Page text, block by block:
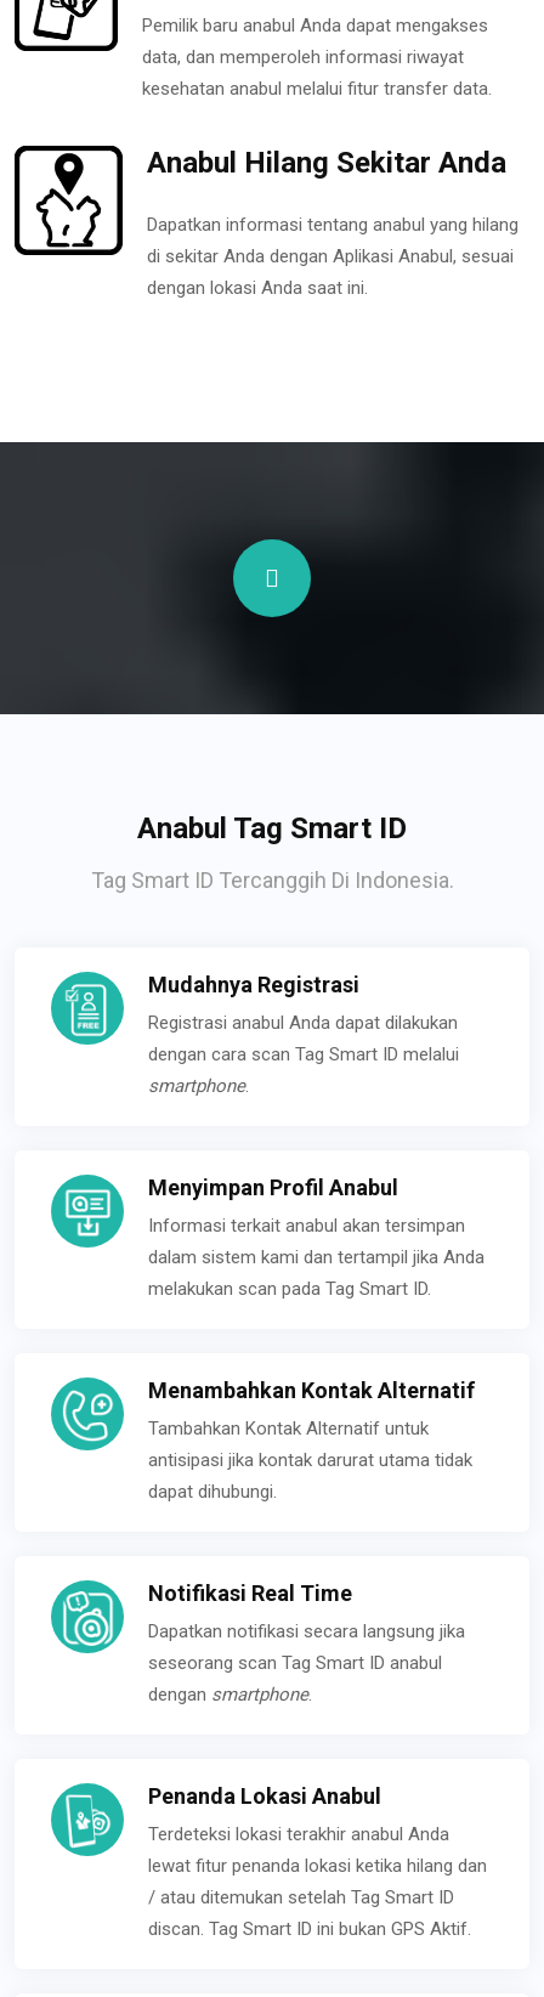
Pemilik baru anabul Anda dapat mengakses
data, dan memperoleh informasi riwayat
kesehatan anabul melalui fitur transfer data.
Anabul Hilang Sekitar Anda
Dapatkan informasi tentang anabul yang hilang
di sekitar Anda dengan Aplikasi Anabul, sesuai
dengan lokasi Anda saat ini.
Anabul Tag Smart ID
Tag Smart ID Tercanggih Di Indonesia.
Mudahnya Registrasi
Registrasi anabul Anda dapat dilakukan
dengan cara scan Tag Smart ID melalui
smartphone.
Menyimpan Profil Anabul
Informasi terkait anabul akan tersimpan
dalam sistem kami dan tertampil jika Anda
melakukan scan pada Tag Smart ID.
Menambahkan Kontak Alternatif
Tambahkan Kontak Alternatif untuk
antisipasi jika kontak darurat utama tidak
dapat dihubungi.
Notifikasi Real Time
Dapatkan notifikasi secara langsung jika
seseorang scan Tag Smart ID anabul
dengan smartphone.
Penanda Lokasi Anabul
Terdeteksi lokasi terakhir anabul Anda
lewat fitur penanda lokasi ketika hilang dan
/ atau ditemukan setelah Tag Smart ID
discan. Tag Smart ID ini bukan GPS Aktif.